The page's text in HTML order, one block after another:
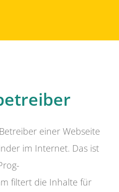
einer Webseite
im Internet. Das ist
filtert die Inhalte für